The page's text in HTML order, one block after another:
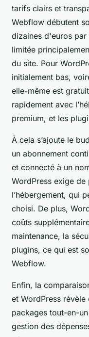
tarifs clairs et
Webflow débutent
dizaines d'euros
limitée
du site. Pour
initialement bas,
elle-même est
rapidement avec
premium, et les
À cela s’ajoute le
un abonnement
et connecté à un
WordPress exige de
l’hébergement, qui
choisi. De plus,
coûts
maintenance, la
plugins, ce qui est
Webflow.
Enfin, la
et WordPress
packages tout-en-
gestion des